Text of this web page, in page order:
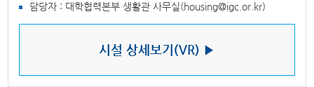
담당자 : 대학협력본부 생활관 사무실(housing@igc.or.kr)
시설 상세보기(VR) ▶